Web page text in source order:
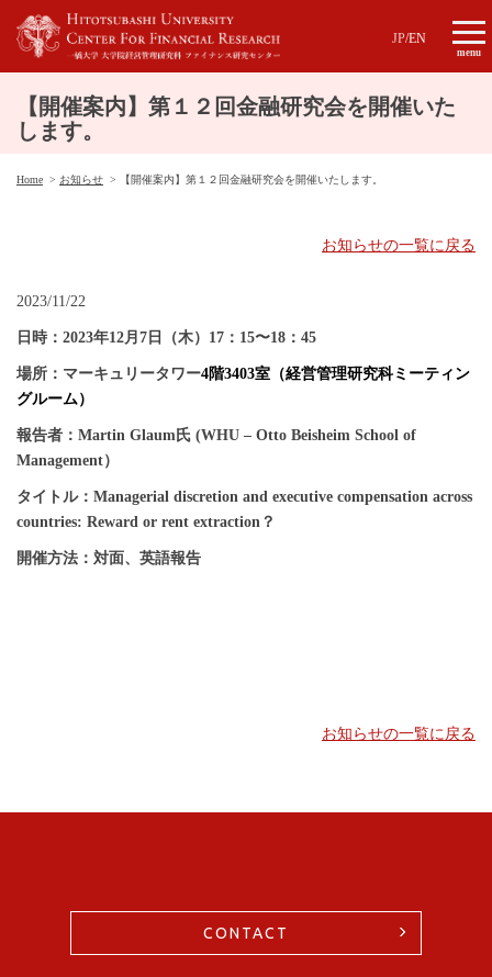
JP/EN
menu
【開催案内】第１２回金融研究会を開催いた
します。
Home お知らせ 【開催案内】第１２回金融研究会を開催いたします。
お知らせの一覧に戻る
2023/11/22
日時：2023年12月7日（木）17：15〜18：45
場所：マーキュリータワー4階3403室（経営管理研究科ミーティン
グルーム）
報告者： Martin Glaum氏 (WHU – Otto Beisheim School of
Management）
タイトル： Managerial discretion and executive compensation across
countries: Reward or rent extraction？
開催方法： 対面、英語報告
お知らせの一覧に戻る
CONTACT